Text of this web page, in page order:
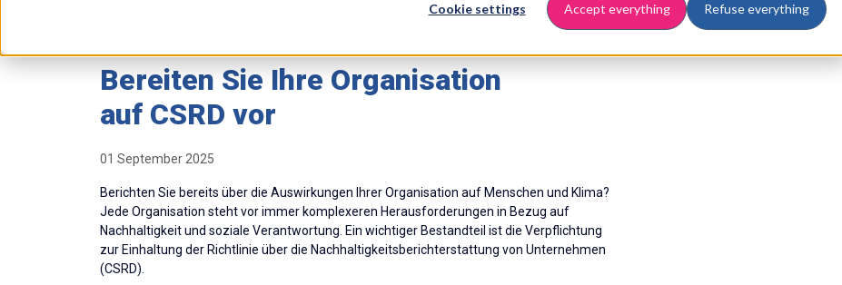
Cookie settings Accept everything Refuse everything
Umsetzung CSRD: Schritt zur nachhaltigen Berichterstattung
Bereiten Sie Ihre Organisation
auf CSRD vor
01 September 2025
Berichten Sie bereits über die Auswirkungen Ihrer Organisation auf Menschen und Klima?
Jede Organisation steht vor immer komplexeren Herausforderungen in Bezug auf
Nachhaltigkeit und soziale Verantwortung. Ein wichtiger Bestandteil ist die Verpflichtung
zur Einhaltung der Richtlinie über die Nachhaltigkeitsberichterstattung von Unternehmen
(CSRD).